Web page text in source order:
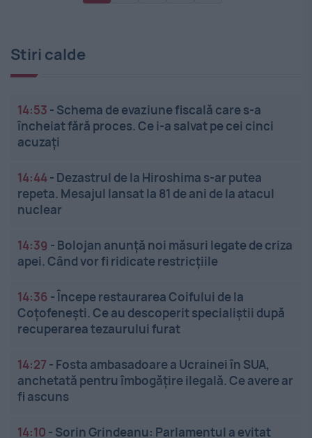
Stiri calde
14:53 - Schema de evaziune fiscală care s-a
încheiat fără proces. Ce i-a salvat pe cei cinci
acuzați
14:44- Dezastrul de la Hiroshima s-ar putea
repeta. Mesajul lansat la 81 de ani de la atacul
nuclear
14:39 - Bolojan anunță noi măsuri legate de criza
apei. Când vor fi ridicate restricțiile
14:36 -Începe restaurarea Coifului de la
Coțofenești. Ce au descoperit specialiștii după
recuperarea tezaurului furat
14:27 - Fosta ambasadoare a Ucrainei în SUA,
anchetată pentru îmbogățire ilegală. Ce avere ar
fi ascuns
14:10 - Sorin Grindeanu: Parlamentul a evitat